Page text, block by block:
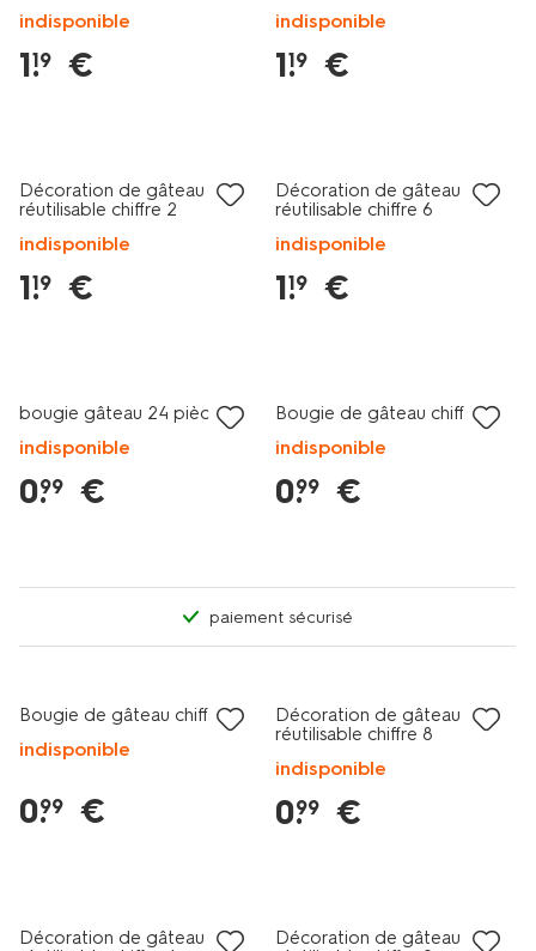
indisponible
1.
19 €
indisponible
1.
19 €
Décoration de gâteau
réutilisable chiffre 2
indisponible
1.
19 €
Décoration de gâteau
réutilisable chiffre 6
indisponible
1.
19 €
bougie gâteau 24 pièces
indisponible
0.
99 €
Bougie de gâteau chiffre 7
indisponible
0.
99 €
paiement sécurisé
Bougie de gâteau chiffre 0
indisponible
0.
99 €
Décoration de gâteau
réutilisable chiffre 8
indisponible
0.
99 €
Décoration de gâteau
Décoration de gâteau